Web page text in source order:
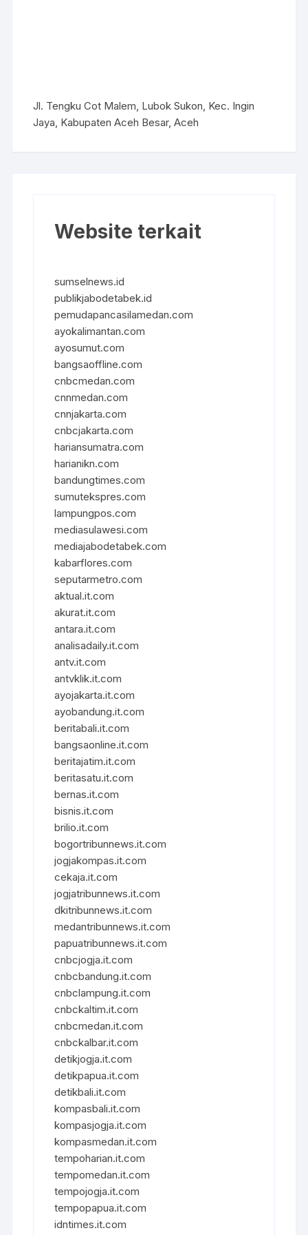
Jl. Tengku Cot Malem, Lubok Sukon, Kec. Ingin
Jaya, Kabupaten Aceh Besar, Aceh
Website terkait
sumselnews.id
publikjabodetabek.id
pemudapancasilamedan.com
ayokalimantan.com
ayosumut.com
bangsaoffline.com
cnbcmedan.com
cnnmedan.com
cnnjakarta.com
cnbcjakarta.com
hariansumatra.com
harianikn.com
bandungtimes.com
sumutekspres.com
lampungpos.com
mediasulawesi.com
mediajabodetabek.com
kabarflores.com
seputarmetro.com
aktual.it.com
akurat.it.com
antara.it.com
analisadaily.it.com
antv.it.com
antvklik.it.com
ayojakarta.it.com
ayobandung.it.com
beritabali.it.com
bangsaonline.it.com
beritajatim.it.com
beritasatu.it.com
bernas.it.com
bisnis.it.com
brilio.it.com
bogortribunnews.it.com
jogjakompas.it.com
cekaja.it.com
jogjatribunnews.it.com
dkitribunnews.it.com
medantribunnews.it.com
papuatribunnews.it.com
cnbcjogja.it.com
cnbcbandung.it.com
cnbclampung.it.com
cnbckaltim.it.com
cnbcmedan.it.com
cnbckalbar.it.com
detikjogja.it.com
detikpapua.it.com
detikbali.it.com
kompasbali.it.com
kompasjogja.it.com
kompasmedan.it.com
tempoharian.it.com
tempomedan.it.com
tempojogja.it.com
tempopapua.it.com
idntimes.it.com